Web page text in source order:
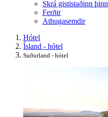
Skrá gististaðinn þinn
Ferðir
Athugasemdir
Hótel
Ísland - hótel
Suðurland - hótel